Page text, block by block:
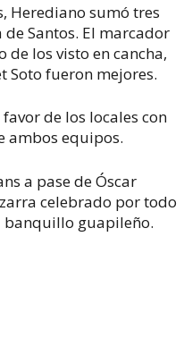
Herediano sumó tres
Santos. El marcador
los visto en cancha,
Soto fueron mejores.
de los locales con
ambos equipos.
a pase de Óscar
celebrado por todo
banquillo guapileño.